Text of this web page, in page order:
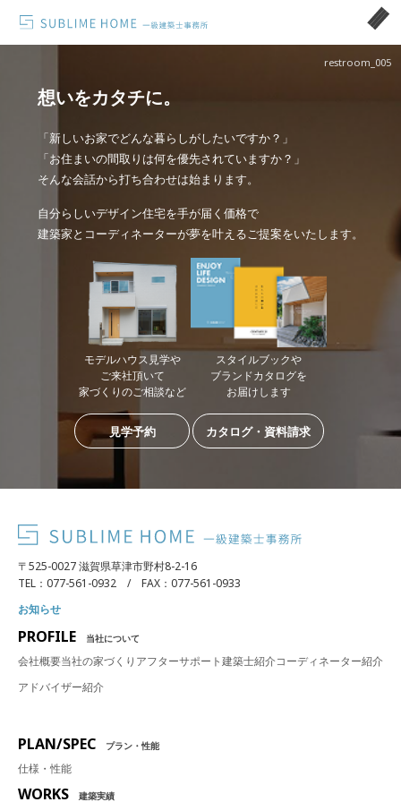
restroom_005
想いをカタチに。
「新しいお家でどんな暮らしがしたいですか？」
「お住まいの間取りは何を優先されていますか？」
そんな会話から打ち合わせは始まります。
自分らしいデザイン住宅を手が届く価格で
建築家とコーディネーターが夢を叶えるご提案をいたします。
モデルハウス見学や
ご来社頂いて
家づくりのご相談など
見学予約
スタイルブックや
ブランドカタログを
お届けします
カタログ・資料請求
〒525-0027 滋賀県草津市野村8-2-16
TEL：077-561-0932 / FAX：077-561-0933
お知らせ
PROFILE 当社について
会社概要当社の家づくり アフターサポート建築士紹介コーディネーター紹介
アドバイザー紹介
PLAN/SPEC プラン・性能
仕様・性能
WORKS 建築実績